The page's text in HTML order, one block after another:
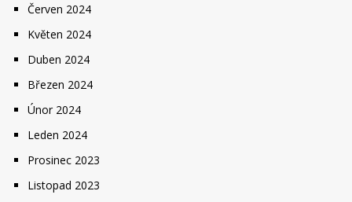
Červen 2024
Květen 2024
Duben 2024
Březen 2024
Únor 2024
Leden 2024
Prosinec 2023
Listopad 2023